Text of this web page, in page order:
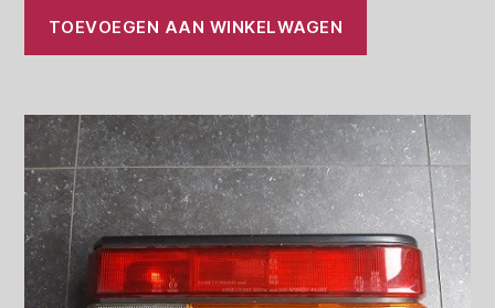
TOEVOEGEN AAN WINKELWAGEN